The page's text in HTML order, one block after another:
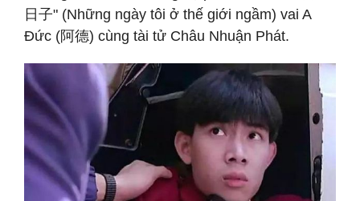
日子" (Những ngày tôi ở thế giới ngầm) vai A
Đức (阿德) cùng tài tử Châu Nhuận Phát.